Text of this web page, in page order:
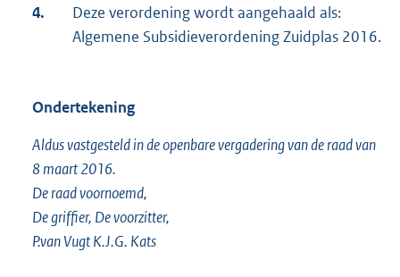
4.
Deze verordening wordt aangehaald als:
Algemene Subsidieverordening Zuidplas 2016.
Ondertekening
Aldus vastgesteld in de openbare vergadering van de raad van
8 maart 2016.
De raad voornoemd,
De griffier, De voorzitter,
P.van Vugt K.J.G. Kats